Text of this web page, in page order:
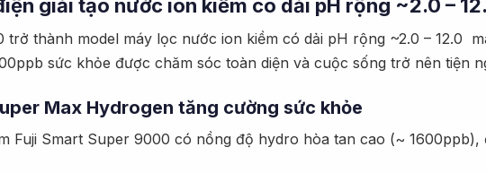
giải tạo nước ion kiềm có dải pH rộng ~2.0 –
thành model máy lọc nước ion kiềm có dải pH rộng ~2.0 – 12.0
sức khỏe được chăm sóc toàn diện và cuộc sống trở nên tiện
Max Hydrogen tăng cường sức khỏe
Fuji Smart Super 9000 có nồng độ hydro hòa tan cao (~